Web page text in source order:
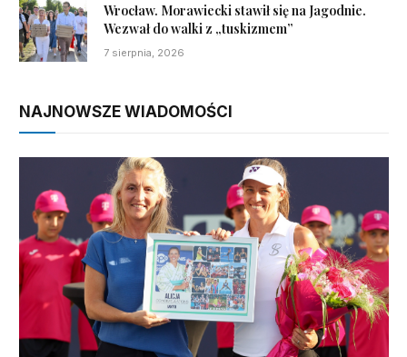
Wrocław. Morawiecki stawił się na Jagodnie.
Wezwał do walki z „tuskizmem”
7 sierpnia, 2026
NAJNOWSZE WIADOMOŚCI